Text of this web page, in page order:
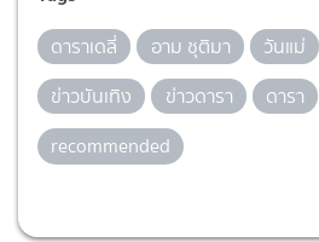
ดาราเดลี่ อาม ชุติมา วันแม่
ข่าวบันเทิง
ข่าวดารา ดารา
recommended